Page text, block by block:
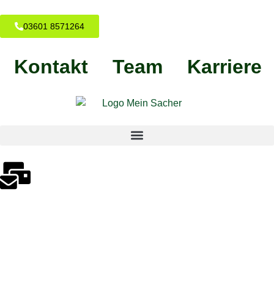
03601 8571264
Kontakt Team Karriere